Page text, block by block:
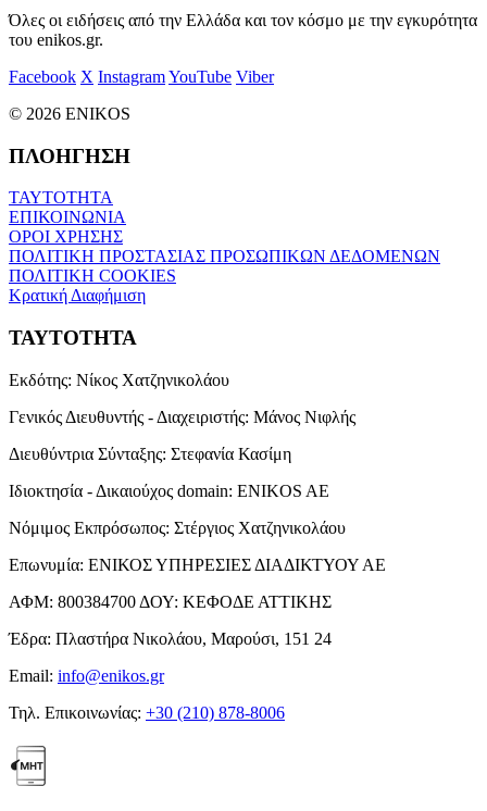
Όλες οι ειδήσεις από την Ελλάδα και τον κόσμο με την εγκυρότητα
του enikos.gr.
Facebook X InstagramYouTube Viber
© 2026 ENIKOS
ΠΛΟΗΓΗΣΗ
ΤΑΥΤΟΤΗΤΑ
ΕΠΙΚΟΙΝΩΝΙΑ
ΟΡΟΙ ΧΡΗΣΗΣ
ΠΟΛΙΤΙΚΗ ΠΡΟΣΤΑΣΙΑΣ ΠΡΟΣΩΠΙΚΩΝ ΔΕΔΟΜΕΝΩΝ
ΠΟΛΙΤΙΚΗ COOKIES
Κρατική Διαφήμιση
ΤΑΥΤΟΤΗΤΑ
Εκδότης: Νίκος Χατζηνικολάου
Γενικός Διευθυντής - Διαχειριστής: Μάνος Νιφλής
Διευθύντρια Σύνταξης: Στεφανία Κασίμη
Ιδιοκτησία - Δικαιούχος domain: ENIKOS AE
Νόμιμος Εκπρόσωπος: Στέργιος Χατζηνικολάου
Επωνυμία: ΕΝΙΚΟΣ ΥΠΗΡΕΣΙΕΣ ΔΙΑΔΙΚΤΥΟΥ ΑΕ
ΑΦΜ: 800384700 ΔΟΥ: ΚΕΦΟΔΕ ΑΤΤΙΚΗΣ
Έδρα: Πλαστήρα Νικολάου, Μαρούσι, 151 24
Email: info@enikos.gr
Τηλ. Επικοινωνίας: +30 (210) 878-8006